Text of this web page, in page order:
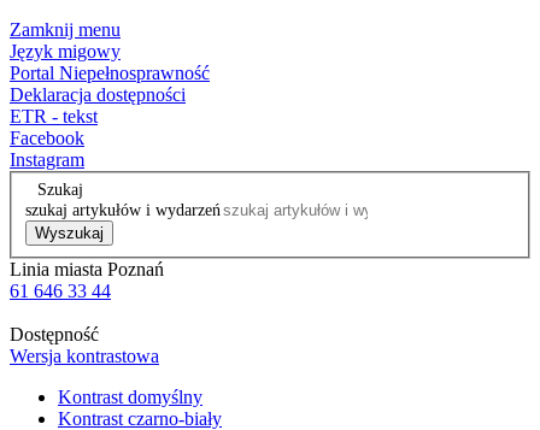
Zamknij menu
Język migowy
Portal Niepełnosprawność
Deklaracja dostępności
ETR - tekst
Facebook
Instagram
Szukaj
szukaj artykułów i wydarzeń
Wyszukaj
Linia miasta Poznań
61 646 33 44
Dostępność
Wersja kontrastowa
Kontrast domyślny
Kontrast czarno-biały